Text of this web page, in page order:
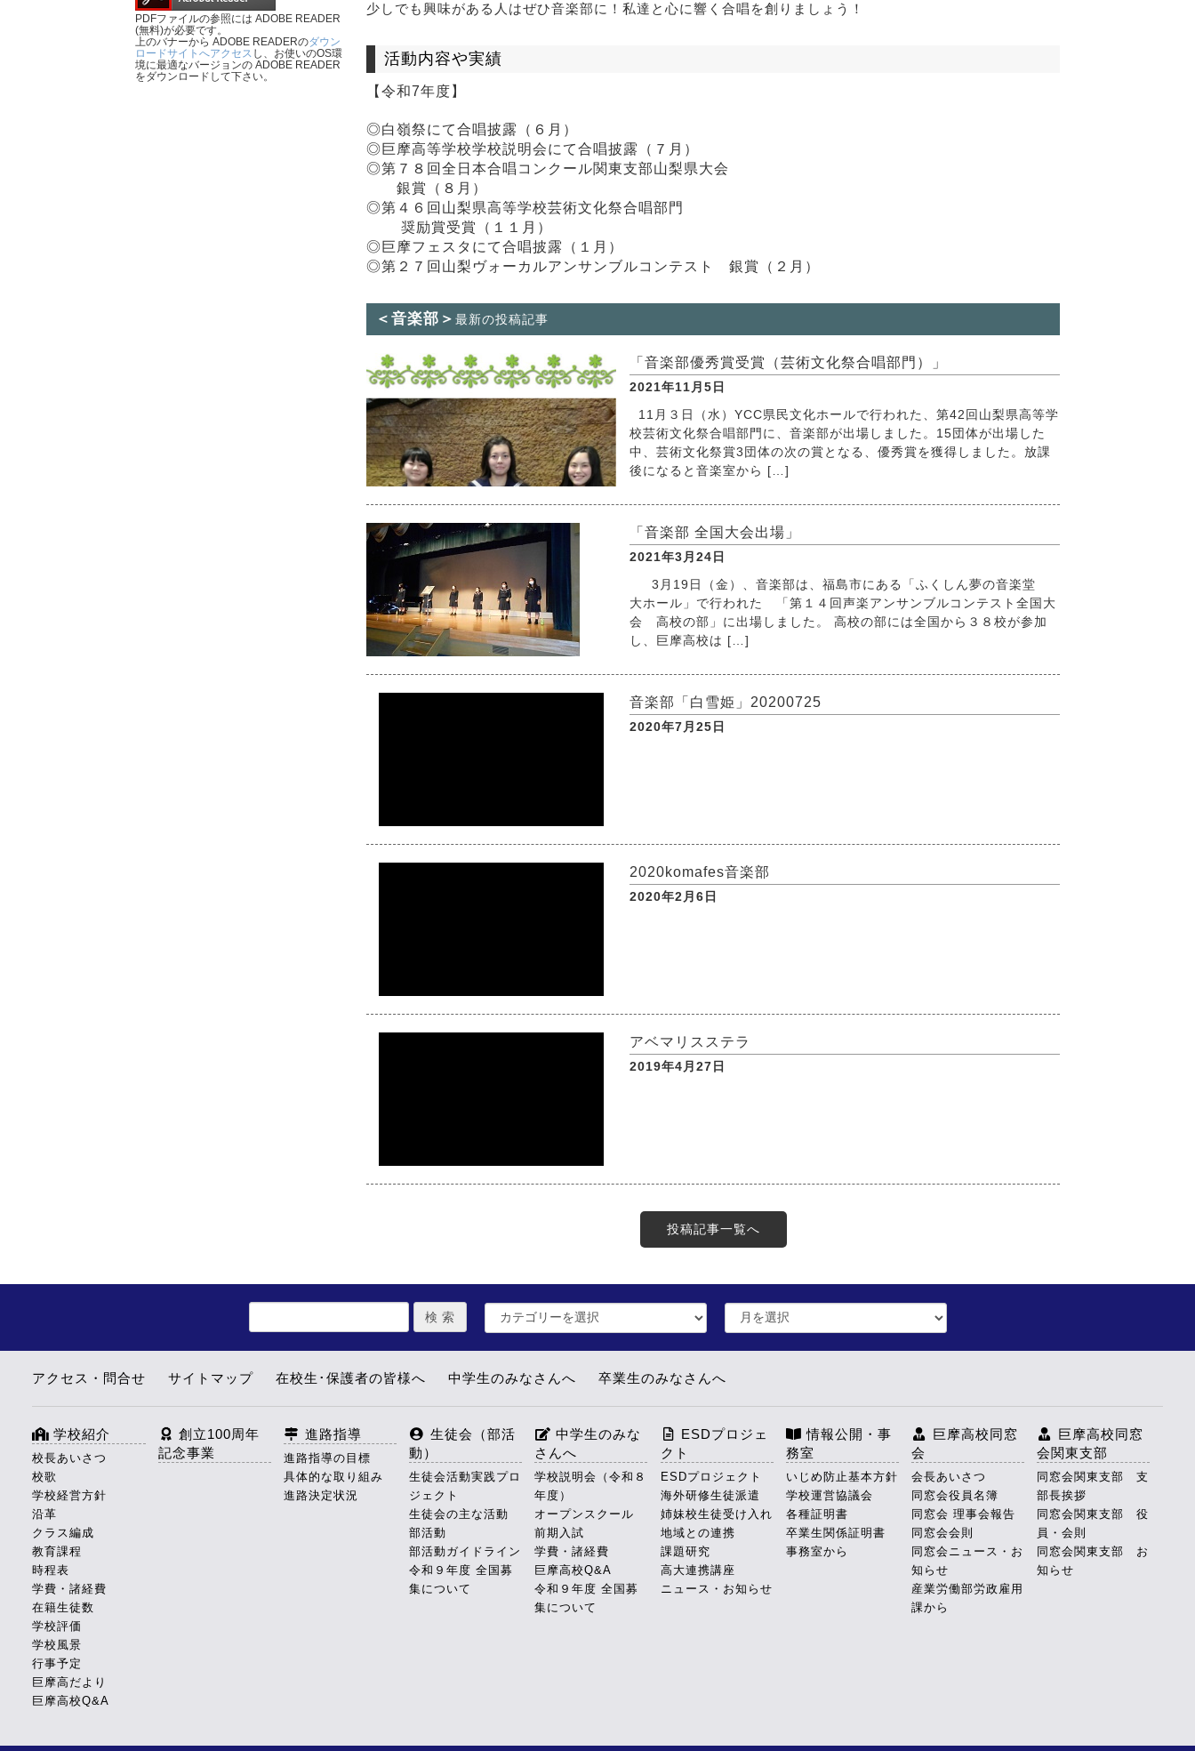
少しでも興味がある人はぜひ音楽部に！私達と心に響く合唱を創りましょう！
活動内容や実績
【令和7年度】
◎白嶺祭にて合唱披露（６月）
◎巨摩高等学校学校説明会にて合唱披露（７月）
◎第７８回全日本合唱コンクール関東支部山梨県大会
銀賞（８月）
◎第４６回山梨県高等学校芸術文化祭合唱部門
奨励賞受賞（１１月）
◎巨摩フェスタにて合唱披露（１月）
◎第２７回山梨ヴォーカルアンサンブルコンテスト 銀賞（２月）
＜音楽部＞ 最新の投稿記事
「音楽部優秀賞受賞（芸術文化祭合唱部門）」
2021年11月5日
11月３日（水）YCC県民文化ホールで行われた、第42回山梨県高等学
校芸術文化祭合唱部門に、音楽部が出場しました。15団体が出場した
中、芸術文化祭賞3団体の次の賞となる、優秀賞を獲得しました。放課
後になると音楽室から […]
「音楽部 全国大会出場」
2021年3月24日
3月19日（金）、音楽部は、福島市にある「ふくしん夢の音楽堂
大ホール」で行われた 「第１４回声楽アンサンブルコンテスト全国大
会 高校の部」に出場しました。 高校の部には全国から３８校が参加
し、巨摩高校は […]
音楽部「白雪姫」20200725
2020年7月25日
2020komafes音楽部
2020年2月6日
アベマリスステラ
2019年4月27日
投稿記事一覧へ
PDFファイルの参照には ADOBE READER
(無料)が必要です。
上のバナーから ADOBE READERのダウン
ロードサイトへアクセス し、お使いのOS環
境に最適なバージョンの ADOBE READER
をダウンロードして下さい。
アクセス・問合せ サイトマップ 在校生･保護者の皆様へ 中学生のみなさんへ 卒業生のみなさんへ
学校紹介
校長あいさつ
校歌
学校経営方針
沿革
クラス編成
教育課程
時程表
学費・諸経費
在籍生徒数
学校評価
学校風景
行事予定
巨摩高だより
巨摩高校Q&A
創立100周年
記念事業
進路指導
進路指導の目標
具体的な取り組み
進路決定状況
生徒会（部活
動）
生徒会活動実践プロ
ジェクト
生徒会の主な活動
部活動
部活動ガイドライン
令和９年度 全国募
集について
中学生のみな
さんへ
学校説明会（令和８
年度）
オープンスクール
前期入試
学費・諸経費
巨摩高校Q&A
令和９年度 全国募
集について
ESDプロジェ
クト
ESDプロジェクト
海外研修生徒派遣
姉妹校生徒受け入れ
地域との連携
課題研究
高大連携講座
ニュース・お知らせ
情報公開・事
務室
いじめ防止基本方針
学校運営協議会
各種証明書
卒業生関係証明書
事務室から
巨摩高校同窓
会
会長あいさつ
同窓会役員名簿
同窓会 理事会報告
同窓会会則
同窓会ニュース・お
知らせ
産業労働部労政雇用
課から
巨摩高校同窓
会関東支部
同窓会関東支部 支
部長挨拶
同窓会関東支部 役
員・会則
同窓会関東支部 お
知らせ